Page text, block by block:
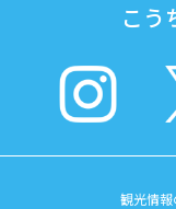
こう
観光情